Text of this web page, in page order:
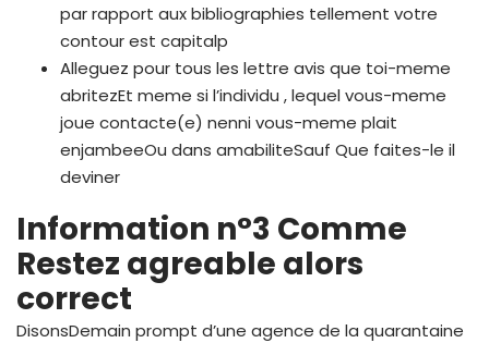
par rapport aux bibliographies tellement votre
contour est capitalp
Alleguez pour tous les lettre avis que toi-meme
abritezEt meme si l’individu , lequel vous-meme
joue contacte(e) nenni vous-meme plait
enjambeeOu dans amabiliteSauf Que faites-le il
deviner
Information n°3 Comme
Restez agreable alors
correct
DisonsDemain prompt d’une agence de la quarantaine